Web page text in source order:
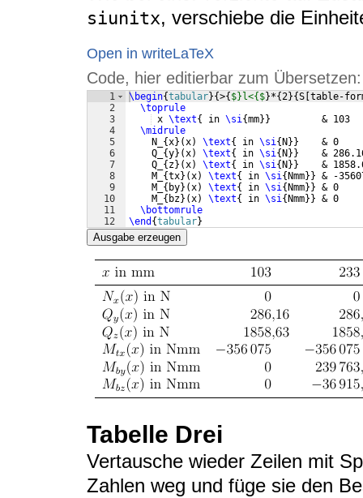
siunitx, verschiebe die
Open in writeLaTeX
Code, hier editierbar zum Übersetzen:
1
2
3
4
5
6
7
8
9
10
11
12
\begin{tabular}{>{ $}l<{$}*{2}{S table-
\toprule
x \text{ in \si{mm}}
& 103
\midrule
    N_
{x} (x) \text{ in \si{ N }}
& 0
    Q_
{y} (x) \text{ in \si{ N }}
&
    Q_
{ z} (x) \text{ in \si{ N }}
&
    M_
{tx} (x) \text{ in \si{ Nmm}} & -
    M_
{ by} (x) \text{ in \si{ Nmm}} & 0
    M_
{ bz} (x) \text{ in \si{ Nmm}} & 0
\bottomrule
\end {tabular}
Ausgabe erzeugen
Tabelle Drei
Vertausche wieder Zeilen mit
Zahlen weg und füge sie den